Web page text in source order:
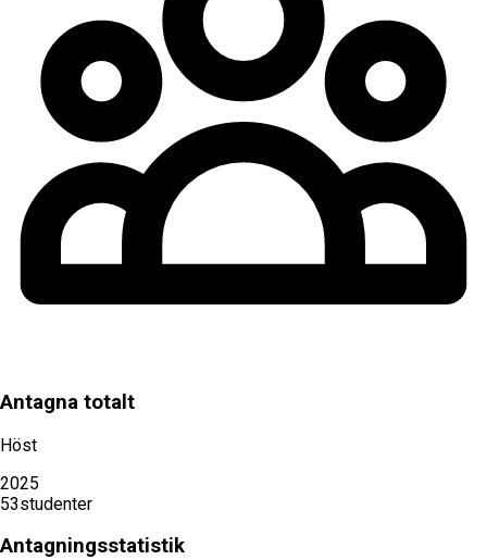
Antagna totalt
Höst
2025
53studenter
Antagningsstatistik